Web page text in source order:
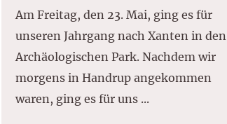
Am Freitag, den 23. Mai, ging es für
unseren Jahrgang nach Xanten in den
Archäologischen Park. Nachdem wir
morgens in Handrup angekommen
waren, ging es für uns ...